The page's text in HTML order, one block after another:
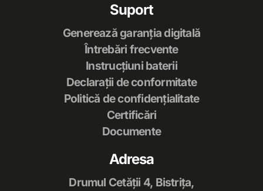
Suport
Generează garanția digitală
Întrebări frecvente
Instrucțiuni baterii
Declarații de conformitate
Politică de confidențialitate
Certificări
Documente
Adresa
Drumul Cetăţii 4, Bistriţa,